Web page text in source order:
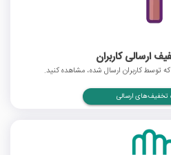
ارسالی کاربران
کاربران ارسال شده، مشاهده کنید.
ارسالی